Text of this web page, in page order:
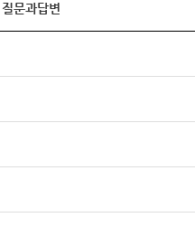
질문과답변